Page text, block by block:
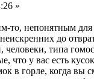
»
то, непонятным
до
типа
что у вас есть
в горле, когда